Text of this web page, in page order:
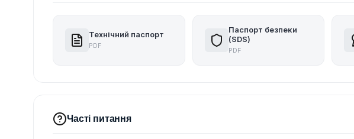
Технічний паспорт
PDF
Паспорт безпеки
(SDS)
PDF
Часті питання